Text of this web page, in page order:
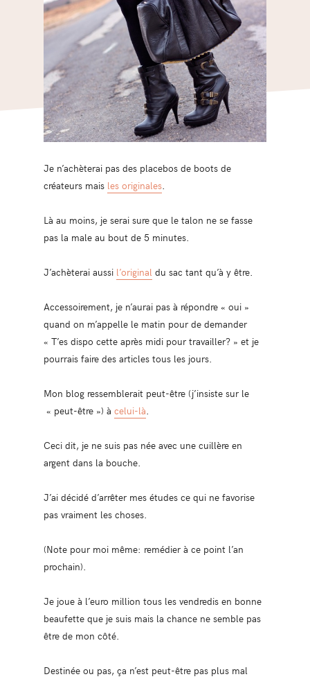
Je n’achèterai pas des placebos de boots de
créateurs mais les originales.
Là au moins, je serai sure que le talon ne se fasse
pas la male au bout de 5 minutes.
J’achèterai aussi l’original du sac tant qu’à y être.
Accessoirement, je n’aurai pas à répondre « oui »
quand on m’appelle le matin pour de demander
« T’es dispo cette après midi pour travailler? » et je
pourrais faire des articles tous les jours.
Mon blog ressemblerait peut-être (j’insiste sur le
« peut-être ») à celui-là
Ceci dit, je ne suis pas née avec une cuillère en
argent dans la bouche.
J’ai décidé d’arrêter mes études ce qui ne favorise
pas vraiment les choses.
(Note pour moi même: remédier à ce point l’an
prochain).
Je joue à l’euro million tous les vendredis en bonne
beaufette que je suis mais la chance ne semble pas
être de mon côté.
Destinée ou pas, ça n’est peut-être pas plus mal